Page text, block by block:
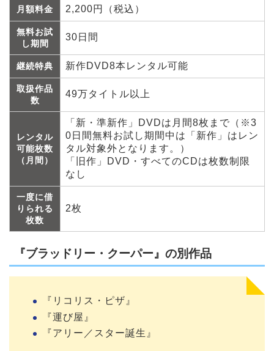
月額料金 2,200円（税込）
無料お試
し期間
30日間
継続特典 新作DVD8本レンタル可能
取扱作品
数
49万タイトル以上
レンタル
可能枚数
（月間）
「新・準新作」DVDは月間8枚まで（※3
0日間無料お試し期間中は「新作」はレン
タル対象外となります。）
「旧作」DVD・すべてのCDは枚数制限
なし
一度に借
りられる
枚数
2枚
『ブラッドリー・クーパー』の別作品
『リコリス・ピザ』
『運び屋』
『アリー／スター誕生』